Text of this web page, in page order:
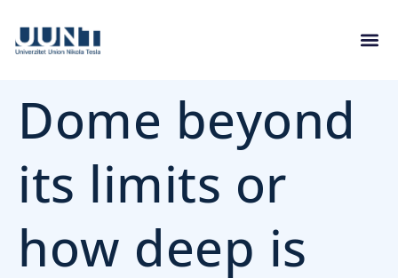
Dome beyond
its limits or
how deep is